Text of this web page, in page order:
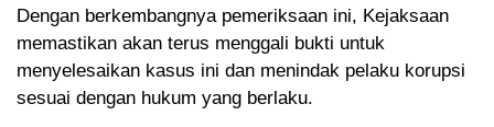
Dengan berkembangnya pemeriksaan ini, Kejaksaan
memastikan akan terus menggali bukti untuk
menyelesaikan kasus ini dan menindak pelaku korupsi
sesuai dengan hukum yang berlaku.